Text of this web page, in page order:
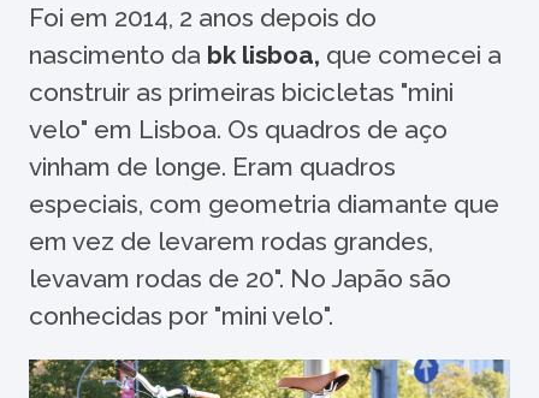
Foi em 2014, 2 anos depois do
nascimento da bk lisboa, que comecei a
construir as primeiras bicicletas "mini
velo" em Lisboa. Os quadros de aço
vinham de longe. Eram quadros
especiais, com geometria diamante que
em vez de levarem rodas grandes,
levavam rodas de 20". No Japão são
conhecidas por "mini velo".